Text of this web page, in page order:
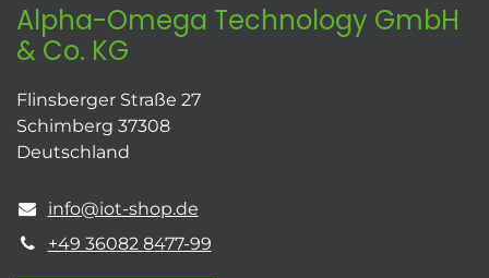
Alpha-Omega Technology GmbH
& Co. KG
Flinsberger Straße 27
Schimberg 37308
Deutschland
info@iot-shop.de
+49 36082 8477-99